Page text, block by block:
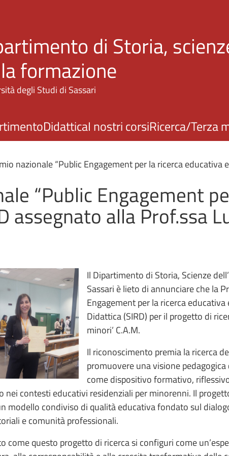
di Storia,
formazione
degli Studi di Sassari
DidatticaI nostri corsiRicerca/Terza
nazionale “Public Engagement per la ricerca
“Public Engagement
assegnato alla Prof.ssa
Il Dipartimento di Storia, Scienze
Sassari è lieto di annunciare che la
Engagement per la ricerca
Didattica (SIRD) per il progetto di
minori’ C.A.M.
Il riconoscimento premia la ricerca
promuovere una visione
come dispositivo formativo,
nei contesti educativi residenziali per minorenni. Il
modello condiviso di qualità educativa fondato sul
e comunità professionali.
come questo progetto di ricerca si configuri come